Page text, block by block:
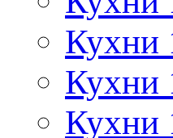
Кухни
Кухни
Кухни